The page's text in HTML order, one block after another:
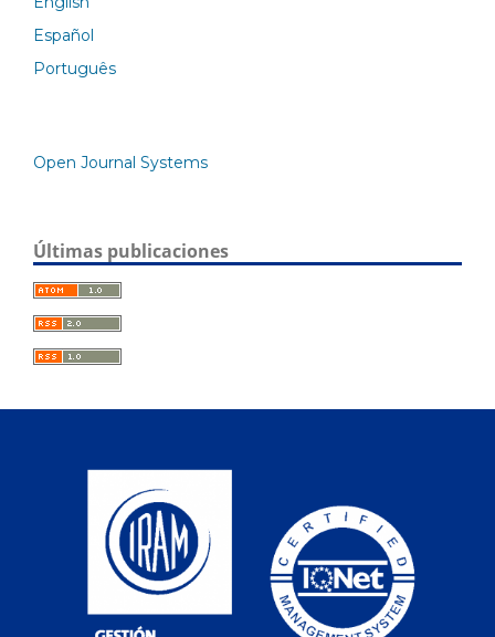
Español
Português
Open Journal Systems
Últimas publicaciones